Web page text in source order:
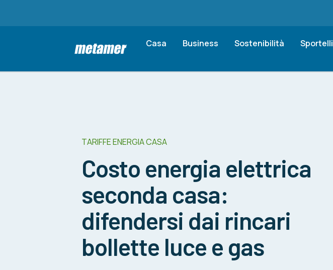
Casa Business Sostenibilità Sportelli
TARIFFE ENERGIA CASA
Costo energia elettrica
seconda casa:
difendersi dai rincari
bollette luce e gas